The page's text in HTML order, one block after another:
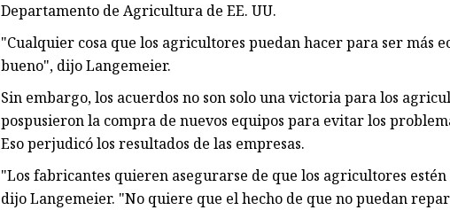
Departamento de Agricultura de EE. UU.
"Cualquier cosa que los agricultores puedan hacer para ser más
bueno", dijo Langemeier.
Sin embargo, los acuerdos no son solo una victoria para los
pospusieron la compra de nuevos equipos para evitar los
Eso perjudicó los resultados de las empresas.
"Los fabricantes quieren asegurarse de que los agricultores
dijo Langemeier. "No quiere que el hecho de que no puedan